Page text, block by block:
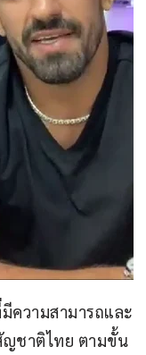
ความสามารถและ
ญชาติไทย ตามขั้น